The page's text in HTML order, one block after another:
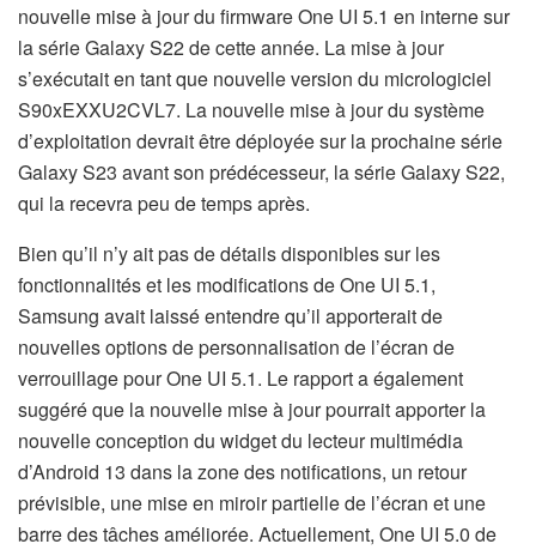
nouvelle mise à jour du firmware One UI 5.1 en interne sur
la série Galaxy S22 de cette année. La mise à jour
s’exécutait en tant que nouvelle version du micrologiciel
S90xEXXU2CVL7. La nouvelle mise à jour du système
d’exploitation devrait être déployée sur la prochaine série
Galaxy S23 avant son prédécesseur, la série Galaxy S22,
qui la recevra peu de temps après.
Bien qu’il n’y ait pas de détails disponibles sur les
fonctionnalités et les modifications de One UI 5.1,
Samsung avait laissé entendre qu’il apporterait de
nouvelles options de personnalisation de l’écran de
verrouillage pour One UI 5.1. Le rapport a également
suggéré que la nouvelle mise à jour pourrait apporter la
nouvelle conception du widget du lecteur multimédia
d’Android 13 dans la zone des notifications, un retour
prévisible, une mise en miroir partielle de l’écran et une
barre des tâches améliorée. Actuellement, One UI 5.0 de